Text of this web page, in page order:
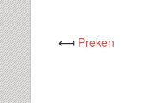
⟻ Preken